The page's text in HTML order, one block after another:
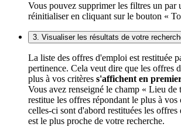
Vous pouvez supprimer les filtres un par
réinitialiser en cliquant sur le bouton «
3. Visualiser les résultats de votre
La liste des offres d'emploi est restituée
pertinence. Cela veut dire que les offres
plus à vos critères s'affichent en
Vous avez renseigné le champ « Lieu
restitue les offres répondant le plus à vos
celles-ci sont d'abord restituées les
est le plus proche de votre recherche.